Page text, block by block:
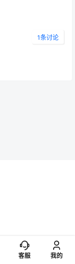
1条讨论
2022-12-22
21:47:59
客服 我的